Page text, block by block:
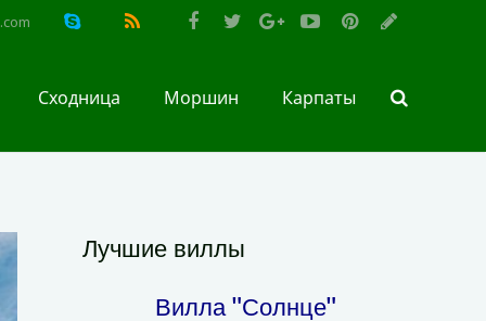
Сходница Моршин Карпаты
Лучшие виллы
Вилла "Солнце"